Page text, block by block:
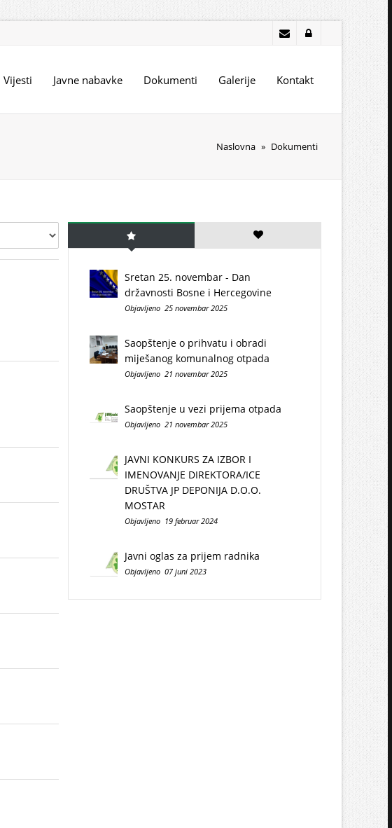
Vijesti Javne nabavke Dokumenti Galerije Kontakt
Naslovna » Dokumenti
Sretan 25. novembar - Dan
državnosti Bosne i Hercegovine
Objavljeno 25 novembar 2025
Saopštenje o prihvatu i obradi
miješanog komunalnog otpada
Objavljeno 21 novembar 2025
Saopštenje u vezi prijema otpada
Objavljeno 21 novembar 2025
JAVNI KONKURS ZA IZBOR I
IMENOVANJE DIREKTORA/ICE
DRUŠTVA JP DEPONIJA D.O.O.
MOSTAR
Objavljeno 19 februar 2024
Javni oglas za prijem radnika
Objavljeno 07 juni 2023